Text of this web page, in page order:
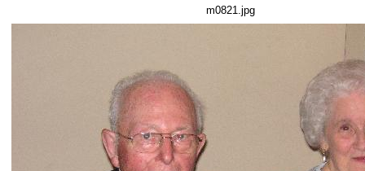
m0821.jpg